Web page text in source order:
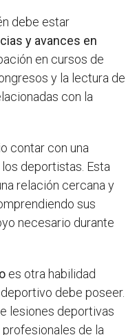
debe estar
y avances en
en cursos de
y la lectura de
con la
contar con una
los deportistas. Esta
relación cercana y
sus
necesario durante
es otra habilidad
debe poseer.
lesiones deportivas
de la